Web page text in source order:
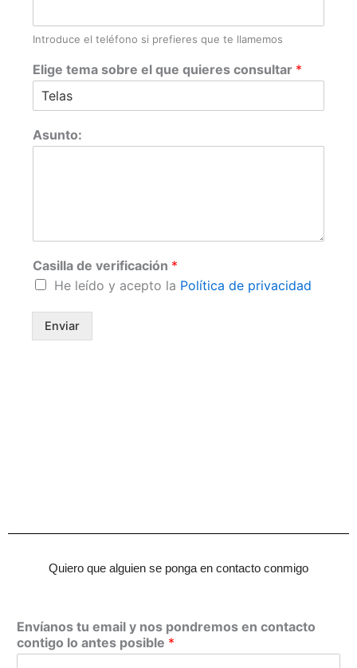
Introduce el teléfono si prefieres que te llamemos
Elige tema sobre el que quieres consultar *
Asunto:
Casilla de verificación *
He leído y acepto la Política de privacidad
Enviar
Quiero que alguien se ponga en contacto conmigo
Envíanos tu email y nos pondremos en contacto
contigo lo antes posible *